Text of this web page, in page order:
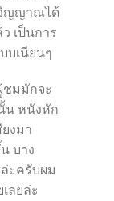
ญญาณได้
เป็นการ
บเนียนๆ
มมักจะ
น หนังหัก
งมา
บาง
ะครับผม
ลยล่ะ